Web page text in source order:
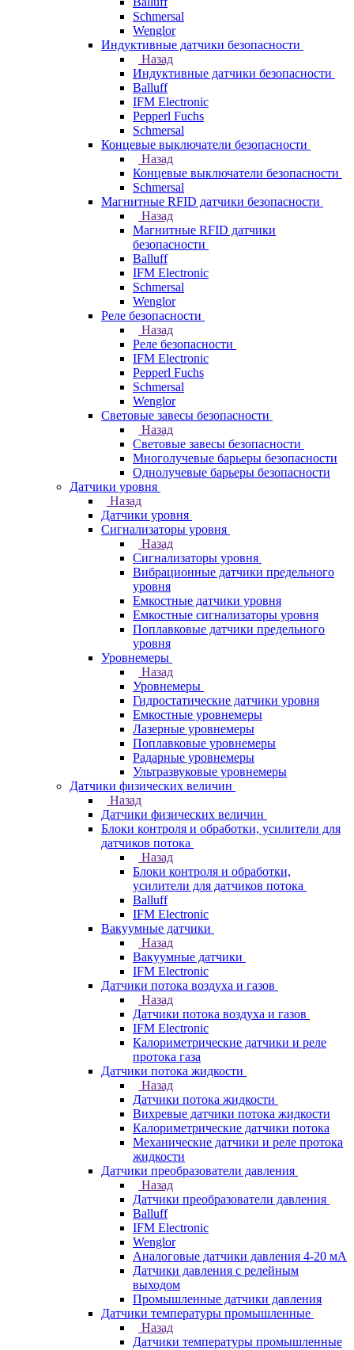
Schmersal
Wenglor
Индуктивные датчики безопасности
Назад
Индуктивные датчики безопасности
Balluff
IFM Electronic
Pepperl Fuchs
Schmersal
Концевые выключатели безопасности
Назад
Концевые выключатели безопасности
Schmersal
Магнитные RFID датчики безопасности
Назад
Магнитные RFID датчики
безопасности
Balluff
IFM Electronic
Schmersal
Wenglor
Реле безопасности
Назад
Реле безопасности
IFM Electronic
Pepperl Fuchs
Schmersal
Wenglor
Световые завесы безопасности
Назад
Световые завесы безопасности
Многолучевые барьеры безопасности
Однолучевые барьеры безопасности
Датчики уровня
Назад
Датчики уровня
Сигнализаторы уровня
Назад
Сигнализаторы уровня
Вибрационные датчики предельного
уровня
Емкостные датчики уровня
Емкостные сигнализаторы уровня
Поплавковые датчики предельного
уровня
Уровнемеры
Назад
Уровнемеры
Гидростатические датчики уровня
Емкостные уровнемеры
Лазерные уровнемеры
Поплавковые уровнемеры
Радарные уровнемеры
Ультразвуковые уровнемеры
Датчики физических величин
Назад
Датчики физических величин
Блоки контроля и обработки, усилители для
датчиков потока
Назад
Блоки контроля и обработки,
усилители для датчиков потока
Balluff
IFM Electronic
Вакуумные датчики
Назад
Вакуумные датчики
IFM Electronic
Датчики потока воздуха и газов
Назад
Датчики потока воздуха и газов
IFM Electronic
Калориметрические датчики и реле
протока газа
Датчики потока жидкости
Назад
Датчики потока жидкости
Вихревые датчики потока жидкости
Калориметрические датчики потока
Механические датчики и реле протока
жидкости
Датчики преобразователи давления
Назад
Датчики преобразователи давления
Balluff
IFM Electronic
Wenglor
Аналоговые датчики давления 4-20 мА
Датчики давления с релейным
выходом
Промышленные датчики давления
Датчики температуры промышленные
Назад
Датчики температуры промышленные